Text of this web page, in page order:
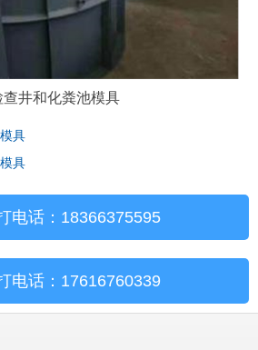
查井和化粪池模具
具
具
电话：18366375595
电话：17616760339